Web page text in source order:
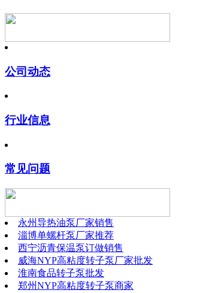
公司动态
行业信息
常见问题
永州导热油泵厂家销售
淄博单螺杆泵厂家推荐
西宁沥青保温泵订做销售
威海NYP高粘度转子泵厂家批发
淮南食品转子泵批发
郑州NYP高粘度转子泵商家